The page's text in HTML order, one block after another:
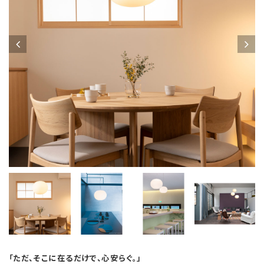
「ただ、そこに在るだけで、心安らぐ。」